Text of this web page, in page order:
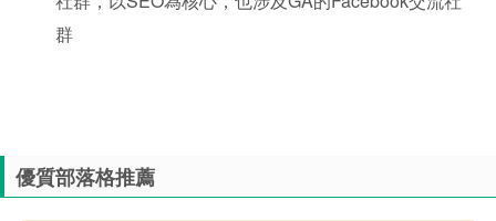
群
優質部落格推薦